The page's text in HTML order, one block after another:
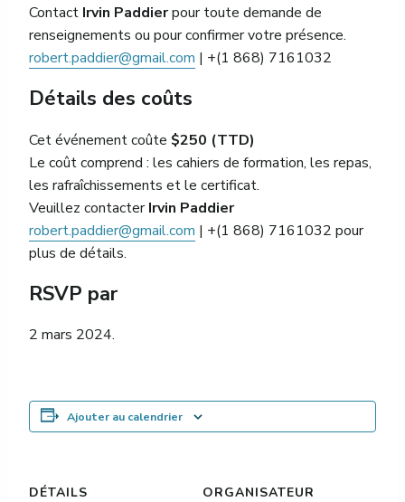
Contact Irvin Paddierpour toute demande de
renseignements ou pour confirmer votre présence.
robert.paddier@gmail.com | +(1 868) 7161032
Détails des coûts
Cet événement coûte $250 (TTD)
Le coût comprend : les cahiers de formation, les repas,
les rafraîchissements et le certificat.
Veuillez contacterIrvin Paddier
robert.paddier@gmail.com | +(1 868) 7161032 pour
plus de détails.
RSVP par
2 mars 2024.
Ajouter au calendrier
DÉTAILS
ORGANISATEUR